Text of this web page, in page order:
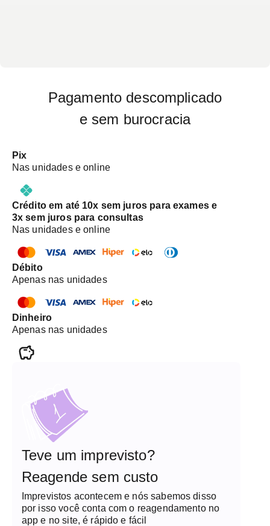
Pagamento descomplicado
e sem burocracia
Pix
Nas unidades e online
Crédito em até 10x sem juros para exames e
3x sem juros para consultas
Nas unidades e online
Débito
Apenas nas unidades
Dinheiro
Apenas nas unidades
Teve um imprevisto?
Reagende sem custo
Imprevistos acontecem e nós sabemos disso
por isso você conta com o reagendamento no
app e no site, é rápido e fácil